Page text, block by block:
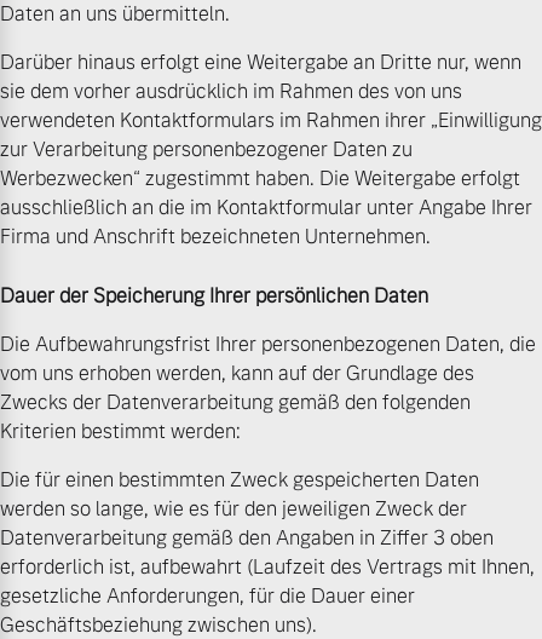
Daten an uns übermitteln.
Darüber hinaus erfolgt eine Weitergabe an Dritte nur, wenn
sie dem vorher ausdrücklich im Rahmen des von uns
verwendeten Kontaktformulars im Rahmen ihrer „Einwilligung
zur Verarbeitung personenbezogener Daten zu
Werbezwecken“ zugestimmt haben. Die Weitergabe erfolgt
ausschließlich an die im Kontaktformular unter Angabe Ihrer
Firma und Anschrift bezeichneten Unternehmen.
Dauer der Speicherung Ihrer persönlichen Daten
Die Aufbewahrungsfrist Ihrer personenbezogenen Daten, die
vom uns erhoben werden, kann auf der Grundlage des
Zwecks der Datenverarbeitung gemäß den folgenden
Kriterien bestimmt werden:
Die für einen bestimmten Zweck gespeicherten Daten
werden so lange, wie es für den jeweiligen Zweck der
Datenverarbeitung gemäß den Angaben in Ziffer 3 oben
erforderlich ist, aufbewahrt (Laufzeit des Vertrags mit Ihnen,
gesetzliche Anforderungen, für die Dauer einer
Geschäftsbeziehung zwischen uns).